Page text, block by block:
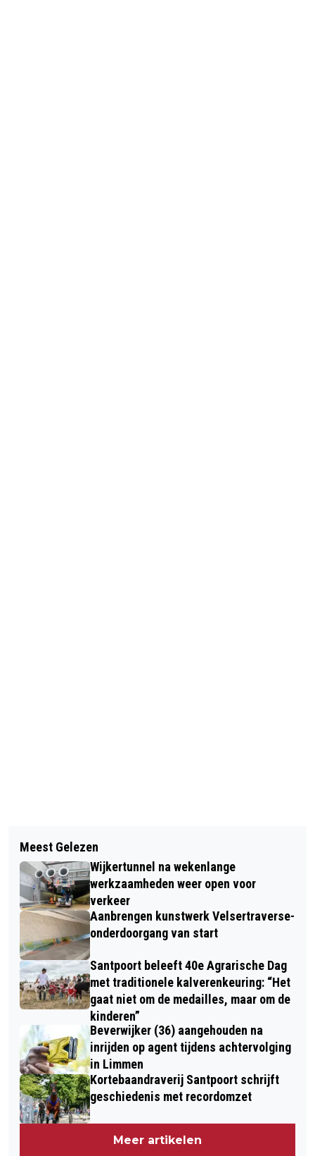
NOVA COLLEGE DONEERT MEUBELS
VOOR ONDERWIJS GAMBIA
TERUGKIJKEN: JUTTERSPAD 2023,
MUZIEKFEEST IN WIJK AAN ZEE
Meest Gelezen
Wijkertunnel na wekenlange
werkzaamheden weer open voor
verkeer
Aanbrengen kunstwerk Velsertraverse-
onderdoorgang van start
Santpoort beleeft 40e Agrarische Dag
met traditionele kalverenkeuring: “Het
gaat niet om de medailles, maar om de
kinderen”
Beverwijker (36) aangehouden na
inrijden op agent tijdens achtervolging
in Limmen
Kortebaandraverij Santpoort schrijft
geschiedenis met recordomzet
Meer artikelen